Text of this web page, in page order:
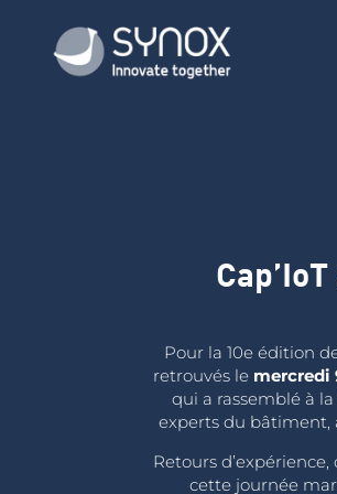
Pour la 10e édition
retrouvés le mercredi
qui a rassemblé à
experts du bâtiment,
Retours
cette journée